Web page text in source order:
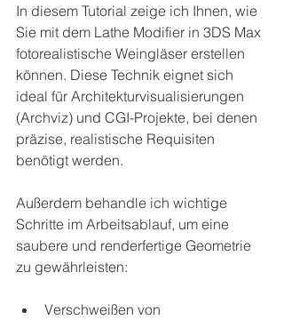
In diesem Tutorial zeige ich Ihnen, wie
Sie mit dem Lathe Modifier in 3DS Max
fotorealistische Weingläser erstellen
können. Diese Technik eignet sich
ideal für Architekturvisualisierungen
(Archviz) und CGI-Projekte, bei denen
präzise, realistische Requisiten
benötigt werden.
Außerdem behandle ich wichtige
Schritte im Arbeitsablauf, um eine
saubere und renderfertige Geometrie
zu gewährleisten:
Verschweißen von